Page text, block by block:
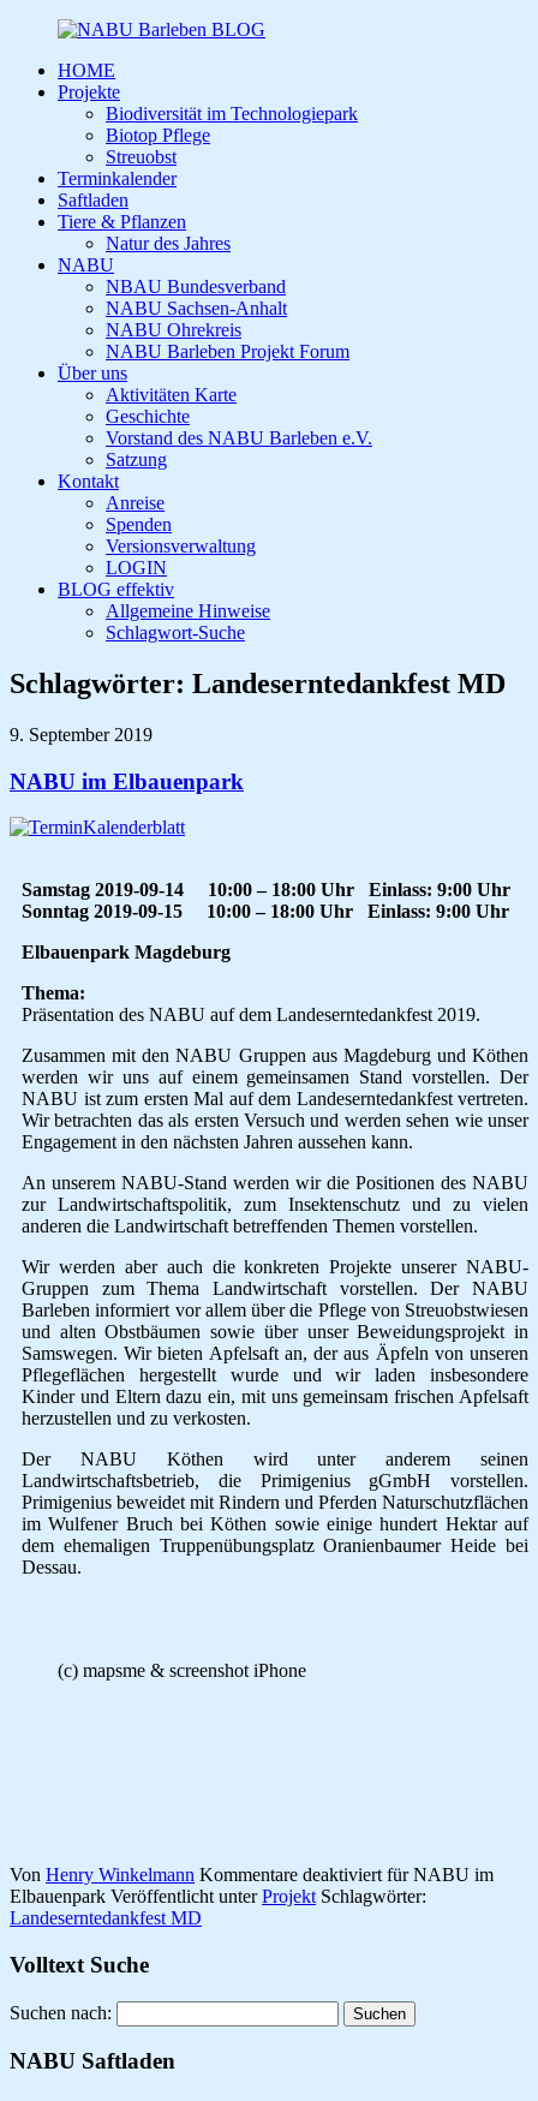
HOME
Projekte
Biodiversität im Technologiepark
Biotop Pflege
Streuobst
Terminkalender
Saftladen
Tiere & Pflanzen
Natur des Jahres
NABU
NBAU Bundesverband
NABU Sachsen-Anhalt
NABU Ohrekreis
NABU Barleben Projekt Forum
Über uns
Aktivitäten Karte
Geschichte
Vorstand des NABU Barleben e.V.
Satzung
Kontakt
Anreise
Spenden
Versionsverwaltung
LOGIN
BLOG effektiv
Allgemeine Hinweise
Schlagwort-Suche
Schlagwörter: Landeserntedankfest MD
9. September 2019
NABU im Elbauenpark
Samstag 2019-09-14
10:00 – 18:00 Uhr Einlass: 9:00 Uhr
Sonntag 2019-09-15 10:00 – 18:00 Uhr Einlass: 9:00 Uhr
Elbauenpark Magdeburg
Thema:
Präsentation des NABU auf dem Landeserntedankfest 2019.
Zusammen mit den NABU Gruppen aus Magdeburg und Köthen
werden wir uns auf einem gemeinsamen Stand vorstellen. Der
NABU ist zum ersten Mal auf dem Landeserntedankfest vertreten.
Wir betrachten das als ersten Versuch und werden sehen wie unser
Engagement in den nächsten Jahren aussehen kann.
An unserem NABU-Stand werden wir die Positionen des NABU
zur Landwirtschaftspolitik, zum Insektenschutz und zu vielen
anderen die Landwirtschaft betreffenden Themen vorstellen.
Wir werden aber auch die konkreten Projekte unserer NABU-
Gruppen zum Thema Landwirtschaft vorstellen. Der NABU
Barleben informiert vor allem über die Pflege von Streuobstwiesen
und alten Obstbäumen sowie über unser Beweidungsprojekt in
Samswegen. Wir bieten Apfelsaft an, der aus Äpfeln von unseren
Pflegeflächen hergestellt wurde und wir laden insbesondere
Kinder und Eltern dazu ein, mit uns gemeinsam frischen Apfelsaft
herzustellen und zu verkosten.
Der NABU Köthen wird unter anderem seinen
Landwirtschaftsbetrieb, die Primigenius gGmbH vorstellen.
Primigenius beweidet mit Rindern und Pferden Naturschutzflächen
im Wulfener Bruch bei Köthen sowie einige hundert Hektar auf
dem ehemaligen Truppenübungsplatz Oranienbaumer Heide bei
Dessau.
(c) mapsme & screenshot iPhone
Von Henry Winkelmann Kommentare deaktiviert für NABU im
Elbauenpark Veröffentlicht unter Projekt Schlagwörter:
Landeserntedankfest MD
Volltext Suche
Suchen nach:
NABU Saftladen